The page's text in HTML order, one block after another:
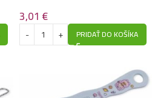
3,01 €
PRIDAŤ DO KOŠÍKA